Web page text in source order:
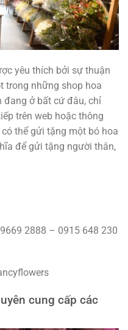
yêu thích bởi sự thuận
trong những shop hoa
đang ở bất cứ đâu, chỉ
trên web hoặc thông
thể gửi tặng một bó hoa
để gửi tặng người thân,
2888 – 0915 648 230
cung cấp các